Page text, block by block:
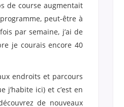
de course augmentait
peut-être à
par semaine, j’ai de
je courais encore 40
endroits et parcours
ici) et c’est en
de nouveaux